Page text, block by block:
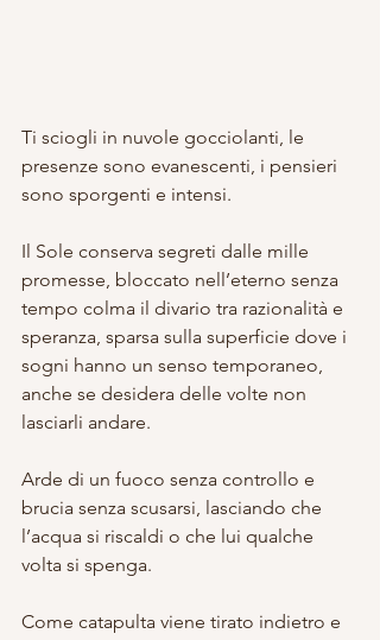
Ti sciogli in nuvole gocciolanti, le
presenze sono evanescenti, i pensieri
sono sporgenti e intensi.
Il Sole conserva segreti dalle mille
promesse, bloccato nell’eterno senza
tempo colma il divario tra razionalità e
speranza, sparsa sulla superficie dove i
sogni hanno un senso temporaneo,
anche se desidera delle volte non
lasciarli andare.
Arde di un fuoco senza controllo e
brucia senza scusarsi, lasciando che
l’acqua si riscaldi o che lui qualche
volta si spenga.
Come catapulta viene tirato indietro e